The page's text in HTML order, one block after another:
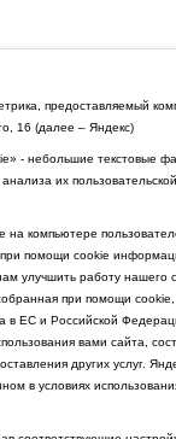
предоставляемый
16 (далее – Яндекс)
- небольшие текстовые
их пользовательской
компьютере
при помощи cookie
улучшить работу нашего
при помощи cookie,
в ЕС и Российской
вами сайта,
других услуг.
в условиях